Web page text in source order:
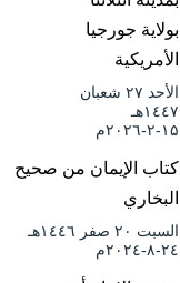
بولاية جورجيا
الأمريكية
الأحد ۲۷ شعبان
۱٤٤۷هـ
۱۵-۲-۲۰۲٦م
كتاب الإيمان من صحيح
البخاري
السبت ۲۰ صفر ۱٤٤٦هـ
۲٤-۸-۲۰۲٤م